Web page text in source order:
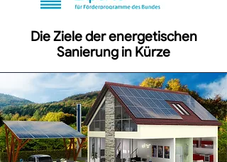
Die Ziele der energetischen
Sanierung in Kürze